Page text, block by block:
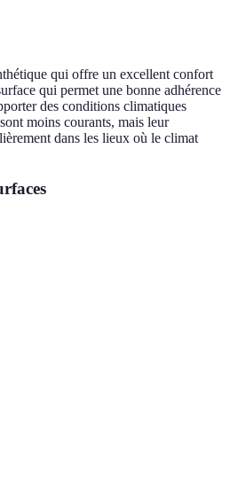
qui offre un excellent confort
qui permet une bonne adhérence
des conditions climatiques
moins courants, mais leur
dans les lieux où le climat